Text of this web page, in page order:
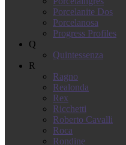
Porcelanite Dos
Porcelanosa
Progress Profiles
Q
Quintessenza
R
Ragno
Realonda
Rex
Ricchetti
Roberto Cavalli
Roca
Rondine